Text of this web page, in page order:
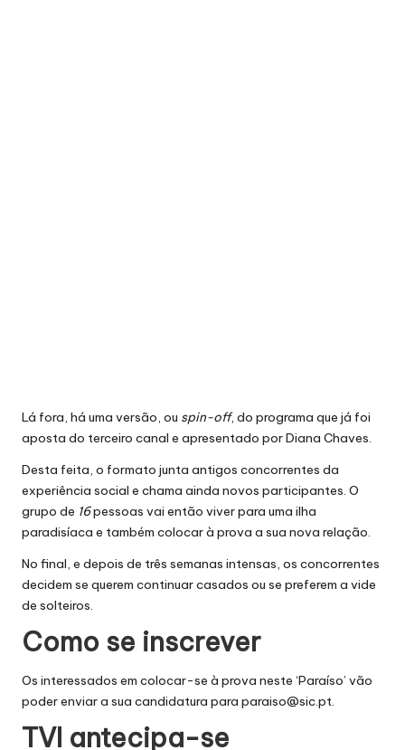
Lá fora, há uma versão, ou spin-off, do programa que já foi
aposta do terceiro canal e apresentado por Diana Chaves.
Desta feita, o formato junta antigos concorrentes da
experiência social e chama ainda novos participantes. O
grupo de 16pessoas vai então viver para uma ilha
paradisíaca e também colocar à prova a sua nova relação.
No final, e depois de três semanas intensas, os concorrentes
decidem se querem continuar casados ou se preferem a vide
de solteiros.
Como se inscrever
Os interessados em colocar-se à prova neste ‘Paraíso’ vão
poder enviar a sua candidatura para paraiso@sic.pt.
TVI antecipa-se